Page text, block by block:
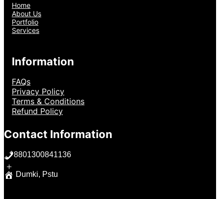
Home
About Us
Portfolio
Services
Information
FAQs
Privacy Policy
Terms & Conditions
Refund Policy
Contact Information
+
8801300841136
Dumki, Pstu